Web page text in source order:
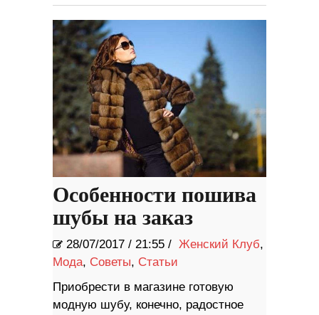
Особенности пошива
шубы на заказ
28/07/2017 / 21:55 / Женский Клуб,
Мода, Советы, Статьи
Приобрести в магазине готовую
модную шубу, конечно, радостное